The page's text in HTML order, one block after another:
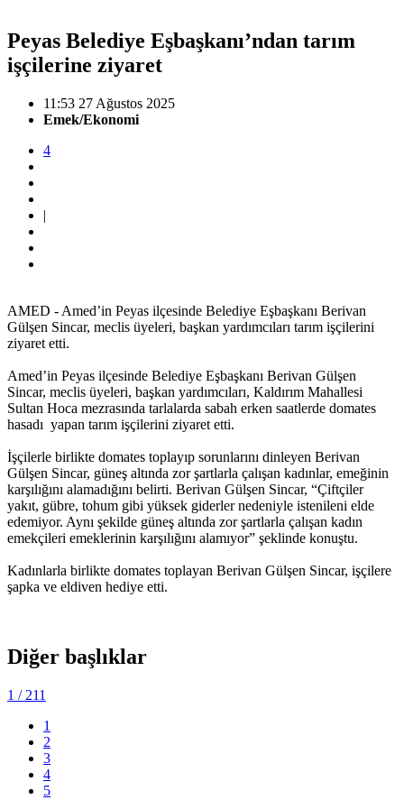
Peyas Belediye Eşbaşkanı’ndan tarım
işçilerine ziyaret
11:53 27 Ağustos 2025
Emek/Ekonomi
4
|
AMED - Amed’in Peyas ilçesinde Belediye Eşbaşkanı Berivan
Gülşen Sincar, meclis üyeleri, başkan yardımcıları tarım işçilerini
ziyaret etti.
Amed’in Peyas ilçesinde Belediye Eşbaşkanı Berivan Gülşen
Sincar, meclis üyeleri, başkan yardımcıları, Kaldırım Mahallesi
Sultan Hoca mezrasında tarlalarda sabah erken saatlerde domates
hasadı yapan tarım işçilerini ziyaret etti.
İşçilerle birlikte domates toplayıp sorunlarını dinleyen Berivan
Gülşen Sincar, güneş altında zor şartlarla çalışan kadınlar, emeğinin
karşılığını alamadığını belirti. Berivan Gülşen Sincar, “Çiftçiler
yakıt, gübre, tohum gibi yüksek giderler nedeniyle istenileni elde
edemiyor. Aynı şekilde güneş altında zor şartlarla çalışan kadın
emekçileri emeklerinin karşılığını alamıyor” şeklinde konuştu.
Kadınlarla birlikte domates toplayan Berivan Gülşen Sincar, işçilere
şapka ve eldiven hediye etti.
Diğer başlıklar
1 / 211
1
2
3
4
5